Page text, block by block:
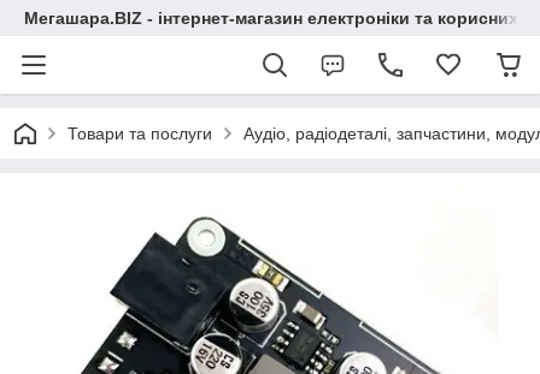
Мегашара.BIZ - інтернет-магазин електроніки та корисних
Товари та послуги Аудіо, радіодеталі, запчастини,